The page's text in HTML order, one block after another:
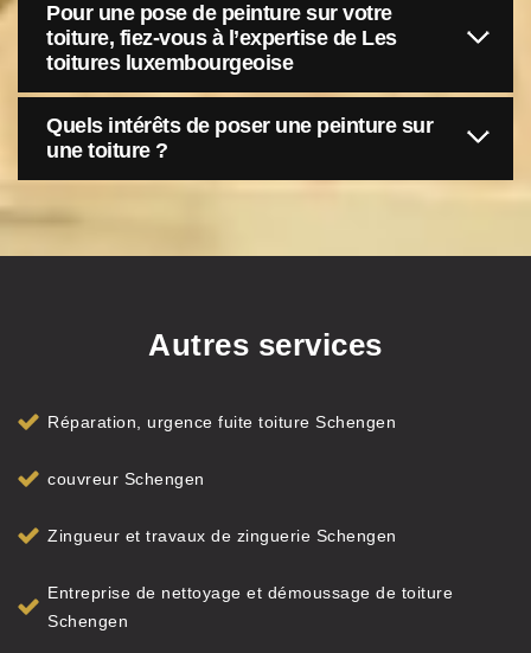
Pour une pose de peinture sur votre
toiture, fiez-vous à l’expertise de Les
toitures luxembourgeoise
Quels intérêts de poser une peinture sur
une toiture ?
Autres services
Réparation, urgence fuite toiture Schengen
couvreur Schengen
Zingueur et travaux de zinguerie Schengen
Entreprise de nettoyage et démoussage de toiture
Schengen